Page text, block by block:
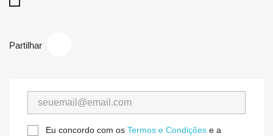
Partilhar
Eu concordo com os Termos e Condições e a